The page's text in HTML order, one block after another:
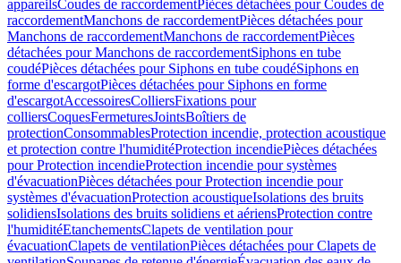
appareilsCoudes de raccordementPièces détachées pour Coudes de
raccordementManchons de raccordementPièces détachées pour
Manchons de raccordementManchons de raccordementPièces
détachées pour Manchons de raccordementSiphons en tube
coudéPièces détachées pour Siphons en tube coudéSiphons en
forme d'escargotPièces détachées pour Siphons en forme
d'escargotAccessoiresColliersFixations pour
colliersCoquesFermeturesJointsBoîtiers de
protectionConsommablesProtection incendie, protection acoustique
et protection contre l'humiditéProtection incendiePièces détachées
pour Protection incendieProtection incendie pour systèmes
d'évacuationPièces détachées pour Protection incendie pour
systèmes d'évacuationProtection acoustiqueIsolations des bruits
solidiensIsolations des bruits solidiens et aériensProtection contre
l'humiditéEtanchementsClapets de ventilation pour
évacuationClapets de ventilationPièces détachées pour Clapets de